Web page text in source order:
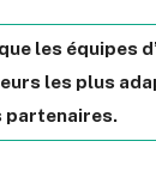
les équipes
les plus
partenaires.